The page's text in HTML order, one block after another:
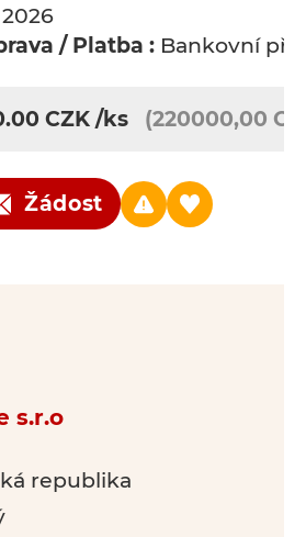
2026
/ Platba : Bankovní
CZK /ks (220000,00
Žádost
s.r.o
republika